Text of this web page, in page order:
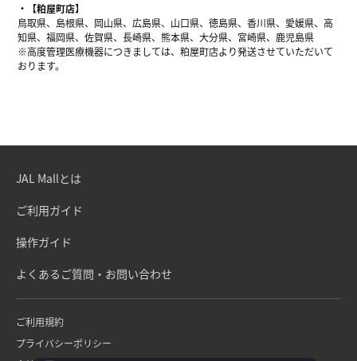
【粕屋町店】
鳥取県、島根県、岡山県、広島県、山口県、徳島県、香川県、愛媛県、高
知県、福岡県、佐賀県、長崎県、熊本県、大分県、宮崎県、鹿児島県
※高度管理医療機器につきましては、粕屋町店より発送させていただいて
おります。
JAL Mallとは
ご利用ガイド
操作ガイド
よくあるご質問・お問い合わせ
ご利用規約
プライバシーポリシー